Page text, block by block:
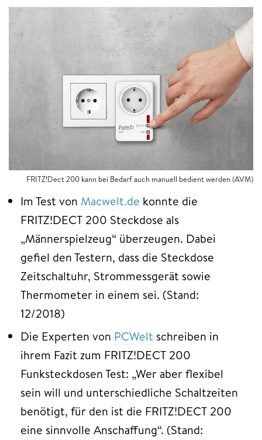
FRITZ!Dect 200 kann bei Bedarf auch manuell bedient werden (AVM)
Im Test von Macwelt.de konnte die
FRITZ!DECT 200 Steckdose als
„Männerspielzeug“ überzeugen. Dabei
gefiel den Testern, dass die Steckdose
Zeitschaltuhr, Strommessgerät sowie
Thermometer in einem sei. (Stand:
12/2018)
Die Experten von PCWelt schreiben in
ihrem Fazit zum FRITZ!DECT 200
Funksteckdosen Test: „Wer aber flexibel
sein will und unterschiedliche Schaltzeiten
benötigt, für den ist die FRITZ!DECT 200
eine sinnvolle Anschaffung“. (Stand: